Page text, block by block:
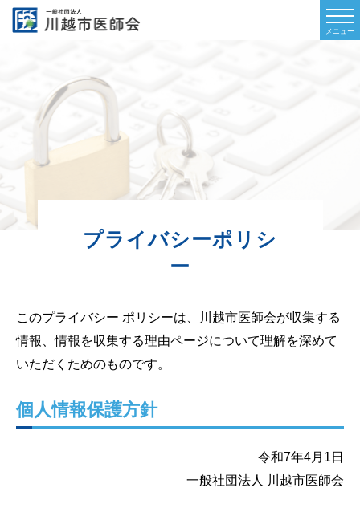
プライバシーポリシ
ー
このプライバシー ポリシーは、川越市医師会が収集する
情報、情報を収集する理由ページについて理解を深めて
いただくためのものです。
個人情報保護方針
令和7年4月1日
一般社団法人 川越市医師会